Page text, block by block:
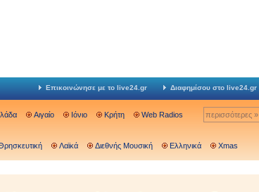
Επικοινώνησε με το live24.gr Διαφημίσου στο live24.gr
Αιγαίο Ιόνιο Κρήτη Web Radios περισσότερες »
Λαϊκά Διεθνής Μουσική Ελληνικά Xmas